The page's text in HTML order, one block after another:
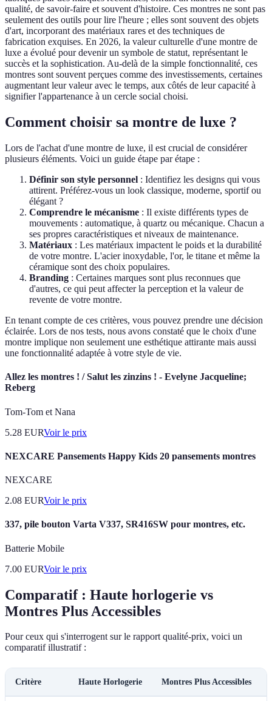
qualité, de savoir-faire et souvent d'histoire. Ces montres ne sont pas
seulement des outils pour lire l'heure ; elles sont souvent des objets
d'art, incorporant des matériaux rares et des techniques de
fabrication exquises. En 2026, la valeur culturelle d'une montre de
luxe a évolué pour devenir un symbole de statut, représentant le
succès et la sophistication. Au-delà de la simple fonctionnalité, ces
montres sont souvent perçues comme des investissements, certaines
augmentant leur valeur avec le temps, aux côtés de leur capacité à
signifier l'appartenance à un cercle social choisi.
Comment choisir sa montre de luxe ?
Lors de l'achat d'une montre de luxe, il est crucial de considérer
plusieurs éléments. Voici un guide étape par étape :
Définir son style personnel : Identifiez les designs qui vous
attirent. Préférez-vous un look classique, moderne, sportif ou
élégant ?
Comprendre le mécanisme : Il existe différents types de
mouvements : automatique, à quartz ou mécanique. Chacun a
ses propres caractéristiques et niveaux de maintenance.
Matériaux : Les matériaux impactent le poids et la durabilité
de votre montre. L'acier inoxydable, l'or, le titane et même la
céramique sont des choix populaires.
Branding : Certaines marques sont plus reconnues que
d'autres, ce qui peut affecter la perception et la valeur de
revente de votre montre.
En tenant compte de ces critères, vous pouvez prendre une décision
éclairée. Lors de nos tests, nous avons constaté que le choix d'une
montre implique non seulement une esthétique attirante mais aussi
une fonctionnalité adaptée à votre style de vie.
Allez les montres ! / Salut les zinzins ! - Evelyne Jacqueline;
Reberg
Tom-Tom et Nana
5.28 EURVoir le prix
NEXCARE Pansements Happy Kids 20 pansements montres
NEXCARE
2.08 EURVoir le prix
337, pile bouton Varta V337, SR416SW pour montres, etc.
Batterie Mobile
7.00 EURVoir le prix
Comparatif : Haute horlogerie vs
Montres Plus Accessibles
Pour ceux qui s'interrogent sur le rapport qualité-prix, voici un
comparatif illustratif :
Critère Haute Horlogerie Montres Plus Accessibles